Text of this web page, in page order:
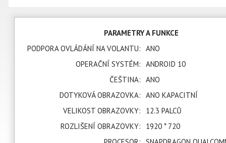
PARAMETRY A FUNKCE
PODPORA OVLÁDÁNÍ NA VOLANTU: ANO
OPERAČNÍ SYSTÉM: ANDROID 10
ČEŠTINA: ANO
DOTYKOVÁ OBRAZOVKA: ANO KAPACITNÍ
VELIKOST OBRAZOVKY:
12.3 PALCŮ
ROZLIŠENÍ OBRAZOVKY:
1920 * 720